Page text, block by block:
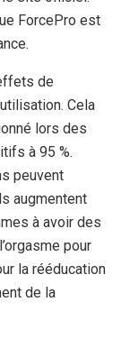
ForcePro est
de
Cela
lors des
à 95 %.
peuvent
augmentent
à avoir des
pour
la rééducation
de la